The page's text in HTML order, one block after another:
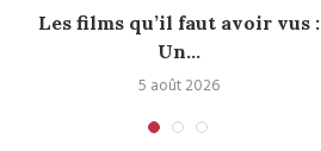
Les films qu’il faut avoir vus :
Un...
5 août 2026